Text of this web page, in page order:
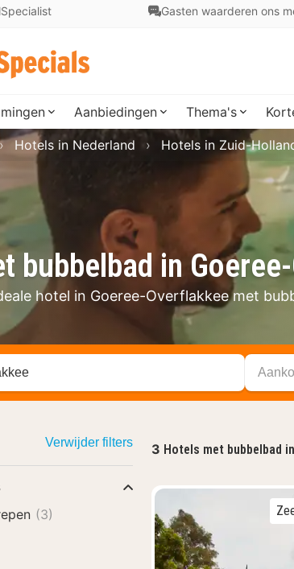
Gasten waarderen ons
Aanbiedingen Thema's
bubbelbad in
hotel in Goeree-Overflakkee met
Hotels in Nederland Hotels in Zuid-
of stad
3 Hotels met bubbelbad
Verwijder filters
(3)